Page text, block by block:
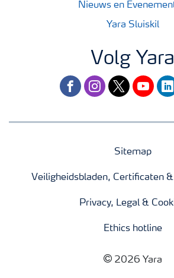
Nieuws en
Yara Sluiskil
Volg Yara
facebookinstagram
twitteryoutube
Sitemap
Veiligheidsbladen, Certificaten
Privacy, Legal &
Ethics hotline
2026 Yara